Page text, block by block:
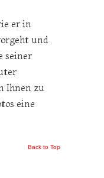
er in
und
seiner
Ihnen zu
eine
Back to Top